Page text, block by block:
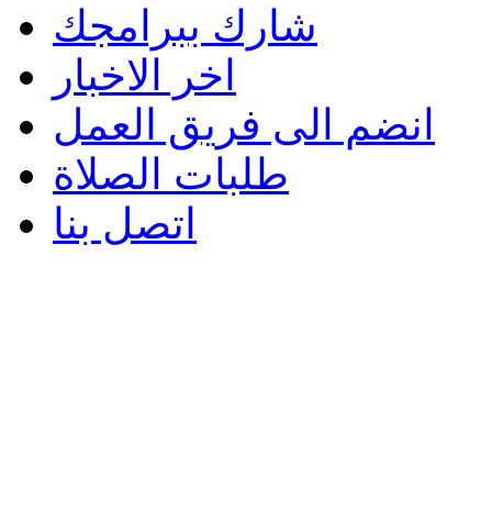
شارك ببرامجك
اخر الاخبار
انضم الى فريق العمل
طلبات الصلاة
اتصل بنا